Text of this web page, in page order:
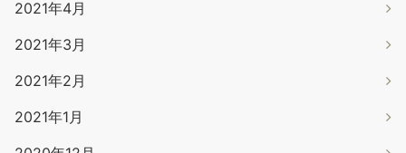
2021年4月
2021年3月
2021年2月
2021年1月